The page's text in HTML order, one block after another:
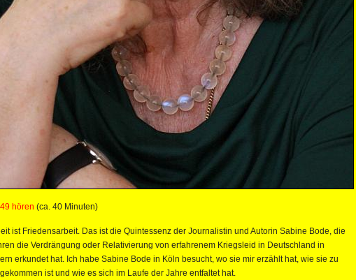
hören (ca. 40 Minuten)
ist Friedensarbeit. Das ist die Quintessenz der Journalistin und Autorin Sabine Bode, die
die Verdrängung oder Relativierung von erfahrenem Kriegsleid in Deutschland in
erkundet hat. Ich habe Sabine Bode in Köln besucht, wo sie mir erzählt hat, wie sie zu
ist und wie es sich im Laufe der Jahre entfaltet hat.